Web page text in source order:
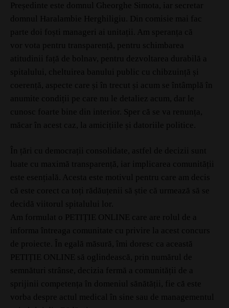
Președinte este domnul Gheorghe Simota, iar secretar
domnul Haralambie Herghiligiu. Din comisie mai fac
parte doi foști manageri ai unitații. Am speranța că
vor vota pentru transparență, pentru schimbarea
atitudinii față de bolnav, pentru dezvoltarea durabilă a
spitalului, cheltuirea banului public cu chibzuință și
coerență, aspecte care și în trecut și acum se întâmplă în
anumite condiții pe care nu le detaliez acum, dar le
cunosc foarte bine din interior. Sper că se va renunța,
măcar în acest caz, la amicițiile și datoriile politice.
În țări cu democrații consolidate, astfel de decizii sunt
luate cu maximă transparență, iar implicarea comunității
este esențială. Acesta este motivul pentru care am decis
că este corect ca toți rădăuțenii să știe că urmează să se
decidă viitorul spitalului lor.
Am formulat o PETIȚIE ONLINE care are rolul de a
informa întreaga comunitate cu privire la acest concurs
de proiecte. În egală măsură, îmi doresc ca această
PETIȚIE ONLINE să oglindească, prin numărul de
semnături strânse, decizia fermă a comunității de a
sprijinii competența în domeniul sănătății, fie că este
vorba despre actul medical în sine sau de managementul